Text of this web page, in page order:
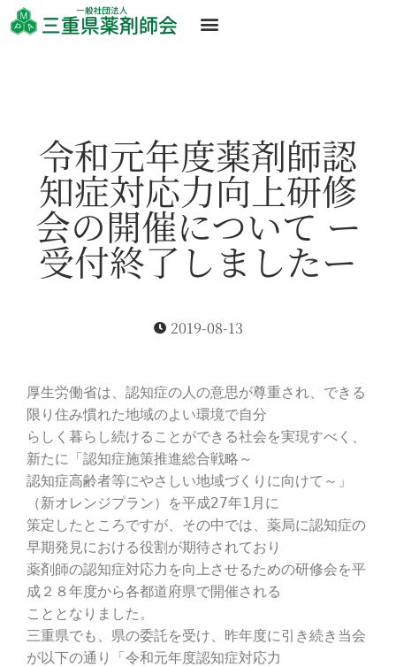
令和元年度薬剤師認
知症対応力向上研修
会の開催について ー
受付終了しましたー
2019-08-13
厚生労働省は、認知症の人の意思が尊重され、できる
限り住み慣れた地域のよい環境で自分
らしく暮らし続けることができる社会を実現すべく、
新たに「認知症施策推進総合戦略～
認知症高齢者等にやさしい地域づくりに向けて～」
（新オレンジプラン）を平成27年1月に
策定したところですが、その中では、薬局に認知症の
早期発見における役割が期待されており
薬剤師の認知症対応力を向上させるための研修会を平
成２８年度から各都道府県で開催される
こととなりました。
三重県でも、県の委託を受け、昨年度に引き続き当会
が以下の通り「令和元年度認知症対応力